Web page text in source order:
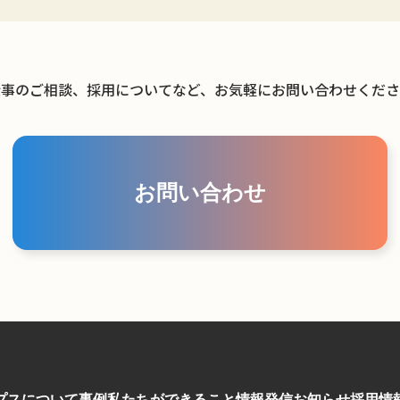
のご相談、採用についてなど、お気軽にお問い合わせくださ
お問い合わせ